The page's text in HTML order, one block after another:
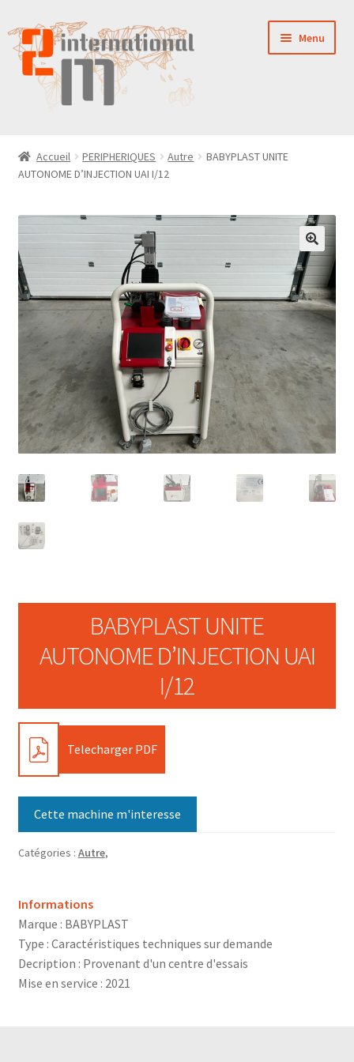
Aller
à
la
navigation
Aller
au
contenu
Menu
NOUVEAUTÉS
VENTES
PIÈCES DÉTACHÉES
CONTACT
Accueil PERIPHERIQUES Autre
BABYPLAST UNITE
AUTONOME D’INJECTION UAI I/12
BABYPLAST UNITE
AUTONOME D’INJECTION UAI
I/12
PDF Telecharger PDF
Cette machine m'interesse
Catégories : Autre,
Informations
Marque : BABYPLAST
Type : Caractéristiques techniques sur demande
Decription : Provenant d'un centre d'essais
Mise en service : 2021